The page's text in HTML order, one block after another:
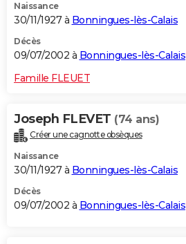
Naissance
30/11/1927 à Bonningues-lès-Calais
Décès
09/07/2002 à Bonningues-lès-Calais
Famille FLEUET
Joseph FLEVET (74 ans)
Créer une cagnotte obsèques
Naissance
30/11/1927 à Bonningues-lès-Calais
Décès
09/07/2002 à Bonningues-lès-Calais